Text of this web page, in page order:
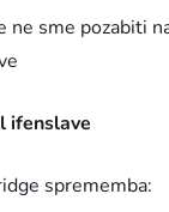
ne sme pozabiti
ifenslave
sprememba: